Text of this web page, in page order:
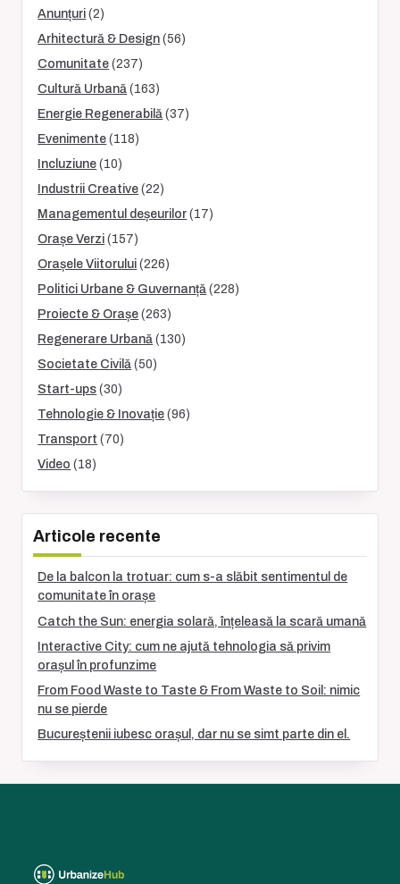
Anunțuri (2)
Arhitectură & Design (56)
Comunitate (237)
Cultură Urbană (163)
Energie Regenerabilă (37)
Evenimente (118)
Incluziune (10)
Industrii Creative (22)
Managementul deșeurilor (17)
Orașe Verzi (157)
Orașele Viitorului (226)
Politici Urbane & Guvernanță (228)
Proiecte & Orașe (263)
Regenerare Urbană (130)
Societate Civilă (50)
Start-ups (30)
Tehnologie & Inovație (96)
Transport (70)
Video (18)
Articole recente
De la balcon la trotuar: cum s-a slăbit sentimentul de
comunitate în orașe
Catch the Sun: energia solară, înțeleasă la scară umană
Interactive City: cum ne ajută tehnologia să privim
orașul în profunzime
From Food Waste to Taste & From Waste to Soil: nimic
nu se pierde
Bucureștenii iubesc orașul, dar nu se simt parte din el.